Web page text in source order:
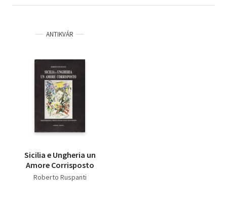
ANTIKVÁR
Sicilia e Ungheria un
Amore Corrisposto
Roberto Ruspanti